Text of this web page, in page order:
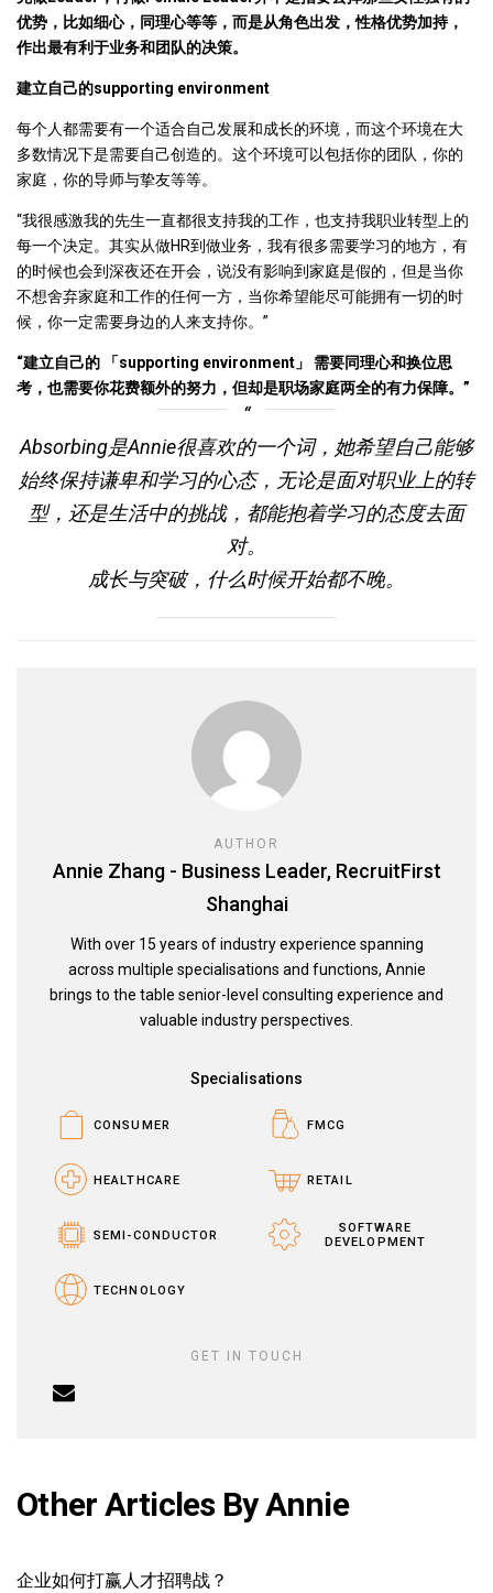
优势，比如细心，同理心等等，而是从角色出发，性格优势加持，
作出最有利于业务和团队的决策。
建立自己的supporting environment
每个人都需要有一个适合自己发展和成长的环境，而这个环境在大
多数情况下是需要自己创造的。这个环境可以包括你的团队，你的
家庭，你的导师与挚友等等。
“我很感激我的先生一直都很支持我的工作，也支持我职业转型上的
每一个决定。其实从做HR到做业务，我有很多需要学习的地方，有
的时候也会到深夜还在开会，说没有影响到家庭是假的，但是当你
不想舍弃家庭和工作的任何一方，当你希望能尽可能拥有一切的时
候，你一定需要身边的人来支持你。”
“建立自己的 「supporting environment」 需要同理心和换位思
考，也需要你花费额外的努力，但却是职场家庭两全的有力保障。”
Absorbing是Annie很喜欢的一个词，她希望自己能够
始终保持谦卑和学习的心态，无论是面对职业上的转
型，还是生活中的挑战，都能抱着学习的态度去面
对。
成长与突破，什么时候开始都不晚。
AUTHOR
Annie Zhang - Business Leader, RecruitFirst
Shanghai
With over 15 years of industry experience spanning
across multiple specialisations and functions, Annie
brings to the table senior-level consulting experience and
valuable industry perspectives.
Specialisations
CONSUMER FMCG
HEALTHCARE RETAIL
SEMI-CONDUCTOR
SOFTWARE
DEVELOPMENT
TECHNOLOGY
GET IN TOUCH
Other Articles By Annie
企业如何打赢人才招聘战？